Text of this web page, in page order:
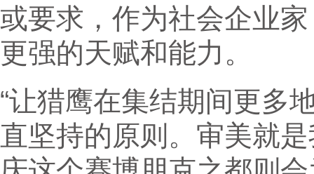
或要求，作为社会企业
更强的天赋和能力。
“让猎鹰在集结期间更多
直坚持的原则。审美就